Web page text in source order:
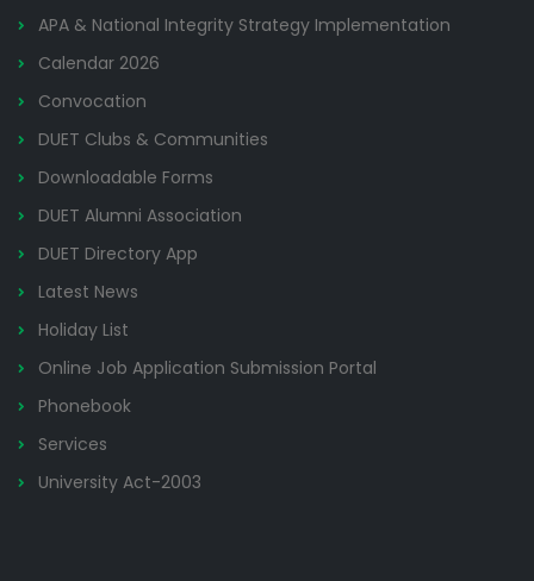
APA & National Integrity Strategy Implementation
Calendar 2026
Convocation
DUET Clubs & Communities
Downloadable Forms
DUET Alumni Association
DUET Directory App
Latest News
Holiday List
Online Job Application Submission Portal
Phonebook
Services
University Act-2003